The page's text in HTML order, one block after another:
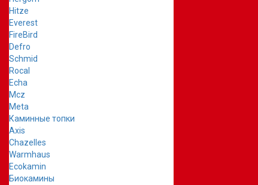
Hitze
Everest
FireBird
Defro
Schmid
Rocal
Echa
Mcz
Meta
Каминные топки
Axis
Chazelles
Warmhaus
Ecokamin
Биокамины